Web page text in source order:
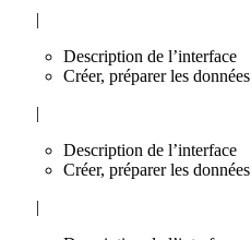
|
Description de l’interface
Créer, préparer les données
|
Description de l’interface
Créer, préparer les données
|